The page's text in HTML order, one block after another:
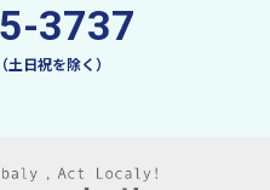
3737
日祝を除く）